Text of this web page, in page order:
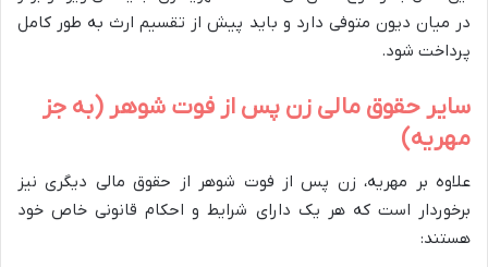
در میان دیون متوفی دارد و باید پیش از تقسیم ارث به طور کامل
پرداخت شود.
سایر حقوق مالی زن پس از فوت شوهر (به جز
مهریه)
علاوه بر مهریه، زن پس از فوت شوهر از حقوق مالی دیگری نیز
برخوردار است که هر یک دارای شرایط و احکام قانونی خاص خود
هستند: